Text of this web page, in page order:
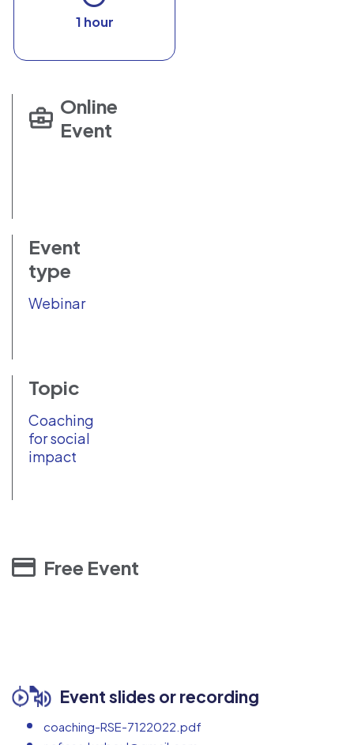
1 hour
Online
Event
Event
type
Webinar
Topic
Coaching
for social
impact
Free Event
Event slides or recording
coaching-RSE-7122022.pdf